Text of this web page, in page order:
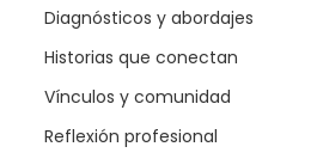
Diagnósticos y abordajes
Historias que conectan
Vínculos y comunidad
Reflexión profesional